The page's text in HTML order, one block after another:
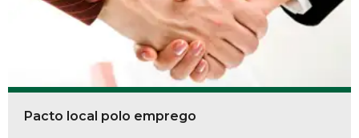
Pacto local polo emprego